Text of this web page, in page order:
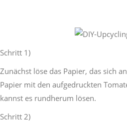
Schritt 1)
Zunächst löse das Papier, das sich
Papier mit den aufgedruckten
kannst es rundherum lösen.
Schritt 2)